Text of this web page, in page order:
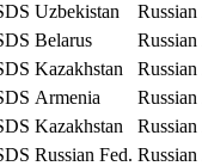
Uzbekistan Russian
Belarus Russian
Kazakhstan Russian
Armenia Russian
Kazakhstan Russian
Russian Fed. Russian